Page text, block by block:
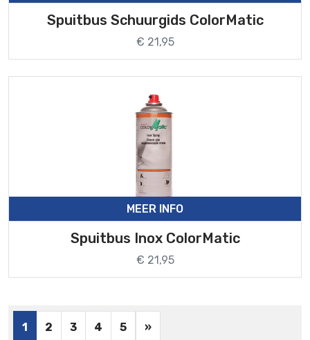
Spuitbus Schuurgids ColorMatic
€ 21,95
MEER INFO
Spuitbus Inox ColorMatic
€ 21,95
1 2 3 4 5 »